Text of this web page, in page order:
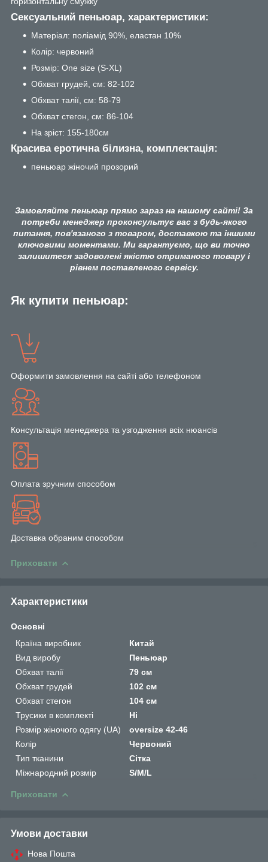
Сексуальний пеньюар, характеристики:
Матеріал: поліамід 90%, еластан 10%
Колір: червоний
Розмір: One size (S-XL)
Обхват грудей, см: 82-102
Обхват талії, см: 58-79
Обхват стегон, см: 86-104
На зріст: 155-180см
Красива еротична білизна, комплектація:
пеньюар жіночий прозорий
Замовляйте пеньюар прямо зараз на нашому сайті! За
потреби менеджер проконсультує вас з будь-якого
питання, пов'язаного з товаром, доставкою та іншими
ключовими моментами. Ми гарантуємо, що ви точно
залишитеся задоволені якістю отриманого товару і
рівнем поставленого сервісу.
Як купити пеньюар:
Оформити замовлення на сайті або телефоном
Консультація менеджера та узгодження всіх нюансів
Оплата зручним способом
Доставка обраним способом
Приховати
Характеристики
Основні
Країна виробник
Китай
Вид виробу
Пеньюар
Обхват талії
79 см
Обхват грудей
102 см
Обхват стегон
104 см
Трусики в комплекті
Ні
Розмір жіночого одягу (UA)
oversize 42-46
Колір
Червоний
Тип тканини
Сітка
Міжнародний розмір
S/M/L
Приховати
Умови доставки
Нова Пошта